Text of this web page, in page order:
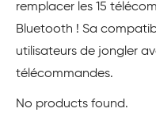
remplacer les 15
Bluetooth ! Sa
utilisateurs de jongler
télécommandes.
No products found.